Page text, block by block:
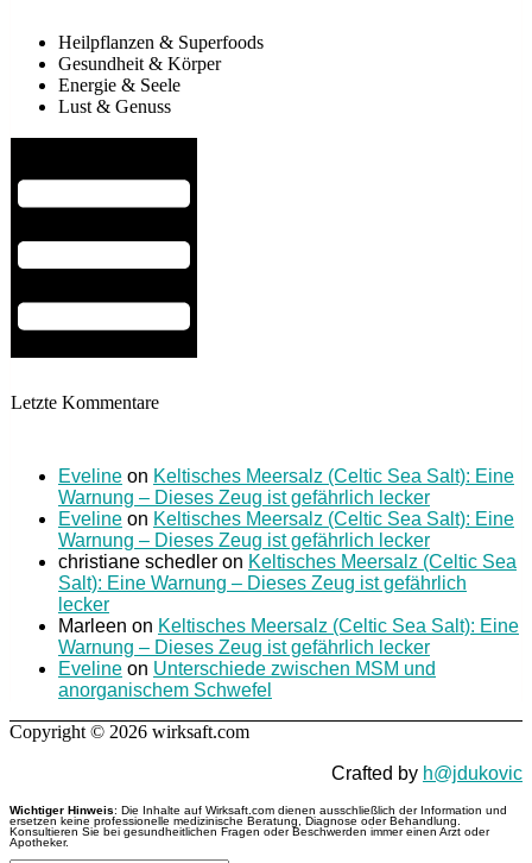
Heilpflanzen & Superfoods
Gesundheit & Körper
Energie & Seele
Lust & Genuss
Letzte Kommentare
Eveline on Keltisches Meersalz (Celtic Sea Salt): Eine
Warnung – Dieses Zeug ist gefährlich lecker
Eveline on Keltisches Meersalz (Celtic Sea Salt): Eine
Warnung – Dieses Zeug ist gefährlich lecker
christiane schedler on Keltisches Meersalz (Celtic Sea
Salt): Eine Warnung – Dieses Zeug ist gefährlich
lecker
Marleen on Keltisches Meersalz (Celtic Sea Salt): Eine
Warnung – Dieses Zeug ist gefährlich lecker
Eveline on Unterschiede zwischen MSM und
anorganischem Schwefel
Copyright © 2026 wirksaft.com
Crafted by h@jdukovic
Wichtiger Hinweis: Die Inhalte auf Wirksaft.com dienen ausschließlich der Information und
ersetzen keine professionelle medizinische Beratung, Diagnose oder Behandlung.
Konsultieren Sie bei gesundheitlichen Fragen oder Beschwerden immer einen Arzt oder
Apotheker.